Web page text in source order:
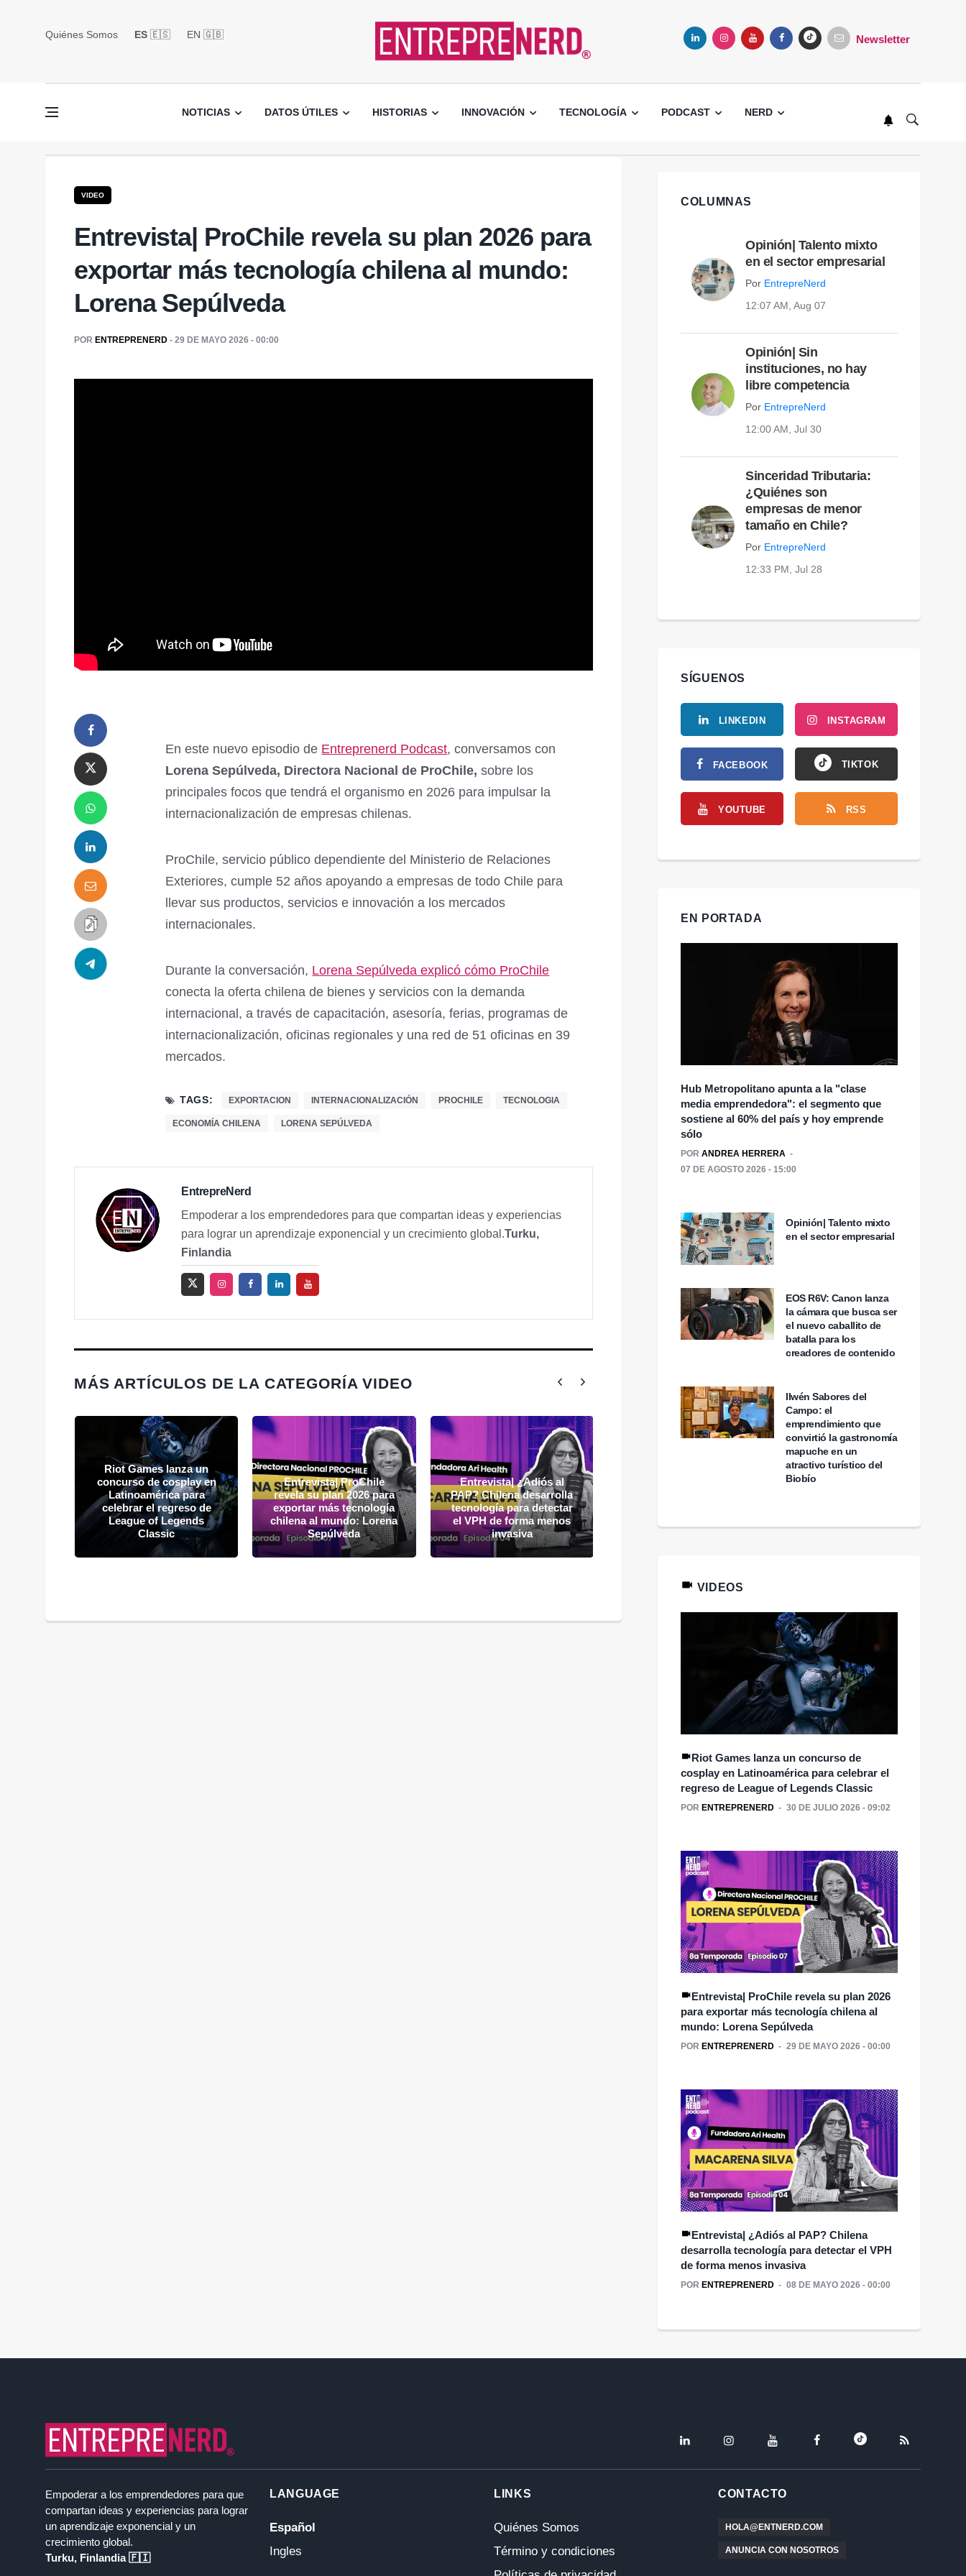
Quiénes Somos ES 🇪🇸 EN 🇬🇧󠁢󠁥󠁮󠁧󠁿 Newsletter
NOTICIAS DATOS ÚTILES HISTORIAS INNOVACIÓN TECNOLOGÍA PODCAST NERD
VIDEO
Entrevista| ProChile revela su plan 2026 para
exportar más tecnología chilena al mundo:
Lorena Sepúlveda
POR ENTREPRENERD - 29 DE MAYO 2026 - 00:00
En este nuevo episodio de Entreprenerd Podcast, conversamos con
Lorena Sepúlveda, Directora Nacional de ProChile, sobre los
principales focos que tendrá el organismo en 2026 para impulsar la
internacionalización de empresas chilenas.
ProChile, servicio público dependiente del Ministerio de Relaciones
Exteriores, cumple 52 años apoyando a empresas de todo Chile para
llevar sus productos, servicios e innovación a los mercados
internacionales.
Durante la conversación, Lorena Sepúlveda explicó cómo ProChile
conecta la oferta chilena de bienes y servicios con la demanda
internacional, a través de capacitación, asesoría, ferias, programas de
internacionalización, oficinas regionales y una red de 51 oficinas en 39
mercados.
TAGS: EXPORTACION INTERNACIONALIZACIÓN PROCHILE TECNOLOGIA
ECONOMÍA CHILENA LORENA SEPÚLVEDA
EntrepreNerd
Empoderar a los emprendedores para que compartan ideas y experiencias
para lograr un aprendizaje exponencial y un crecimiento global.Turku,
Finlandia
MÁS ARTÍCULOS DE LA CATEGORÍA VIDEO
Riot Games lanza un
concurso de cosplay en
Latinoamérica para
celebrar el regreso de
League of Legends
Classic
Entrevista| ProChile
revela su plan 2026 para
exportar más tecnología
chilena al mundo: Lorena
Sepúlveda
Entrevista| ¿Adiós al
PAP? Chilena desarrolla
tecnología para detectar
el VPH de forma menos
invasiva
COLUMNAS
Opinión| Talento mixto
en el sector empresarial
Por EntrepreNerd
12:07 AM, Aug 07
Opinión| Sin
instituciones, no hay
libre competencia
Por EntrepreNerd
12:00 AM, Jul 30
Sinceridad Tributaria:
¿Quiénes son
empresas de menor
tamaño en Chile?
Por EntrepreNerd
12:33 PM, Jul 28
SÍGUENOS
LINKEDIN
FACEBOOK
YOUTUBE
INSTAGRAM
TIKTOK
RSS
EN PORTADA
Hub Metropolitano apunta a la "clase
media emprendedora": el segmento que
sostiene al 60% del país y hoy emprende
sólo
POR ANDREA HERRERA
07 DE AGOSTO 2026 - 15:00
Opinión| Talento mixto
en el sector empresarial
EOS R6V: Canon lanza
la cámara que busca ser
el nuevo caballito de
batalla para los
creadores de contenido
Ilwén Sabores del
Campo: el
emprendimiento que
convirtió la gastronomía
mapuche en un
atractivo turístico del
Biobío
VIDEOS
Riot Games lanza un concurso de
cosplay en Latinoamérica para celebrar el
regreso de League of Legends Classic
POR ENTREPRENERD 30 DE JULIO 2026 - 09:02
Entrevista| ProChile revela su plan 2026
para exportar más tecnología chilena al
mundo: Lorena Sepúlveda
POR ENTREPRENERD 29 DE MAYO 2026 - 00:00
Entrevista| ¿Adiós al PAP? Chilena
desarrolla tecnología para detectar el VPH
de forma menos invasiva
POR ENTREPRENERD 08 DE MAYO 2026 - 00:00
Empoderar a los emprendedores para que
compartan ideas y experiencias para lograr
un aprendizaje exponencial y un
crecimiento global.
Turku, Finlandia 🇫🇮
LANGUAGE
Español
Ingles
LINKS
Quiénes Somos
Término y condiciones
CONTACTO
HOLA@ENTNERD.COM
ANUNCIA CON NOSOTROS